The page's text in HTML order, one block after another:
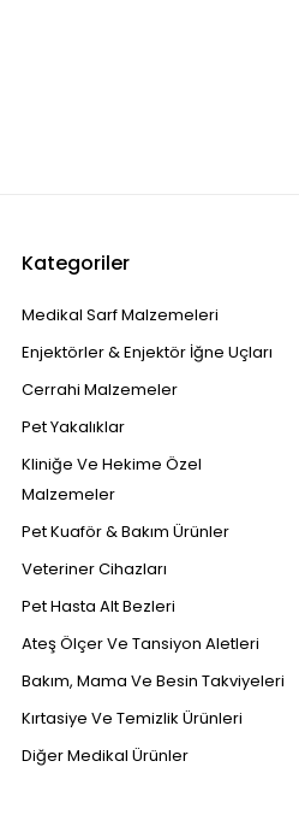
Kategoriler
Medikal Sarf Malzemeleri
Enjektörler & Enjektör İğne Uçları
Cerrahi Malzemeler
Pet Yakalıklar
Kliniğe Ve Hekime Özel
Malzemeler
Pet Kuaför & Bakım Ürünler
Veteriner Cihazları
Pet Hasta Alt Bezleri
Ateş Ölçer Ve Tansiyon Aletleri
Bakım, Mama Ve Besin Takviyeleri
Kırtasiye Ve Temizlik Ürünleri
Diğer Medikal Ürünler